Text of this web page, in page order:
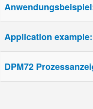
Application
DPM72